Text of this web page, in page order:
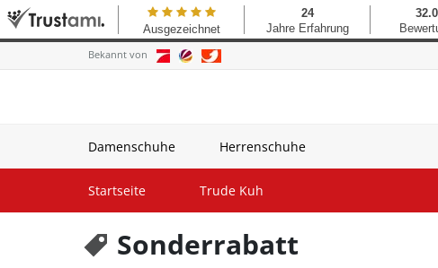
Bekannt von
Damenschuhe Herrenschuhe
Startseite Trude Kuh
Sonderrabatt